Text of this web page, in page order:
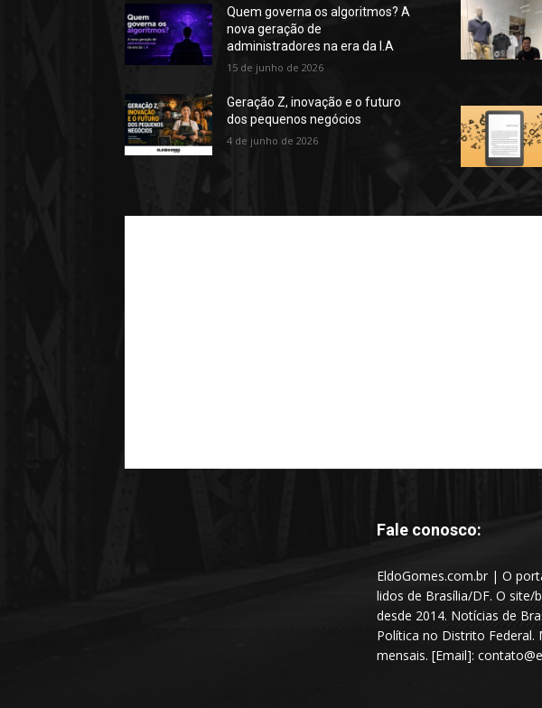
Quem governa os algoritmos? A
nova geração de
administradores na era da I.A
15 de junho de 2026
Geração Z, inovação e o futuro
dos pequenos negócios
4 de junho de 2026
Fale conosco:
EldoGomes.com.br | O
lidos de Brasília/DF. O site/
desde 2014. Notícias de
Política no Distrito Federal.
mensais. [Email]: